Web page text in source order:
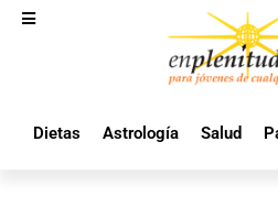
Dietas Astrología Salud